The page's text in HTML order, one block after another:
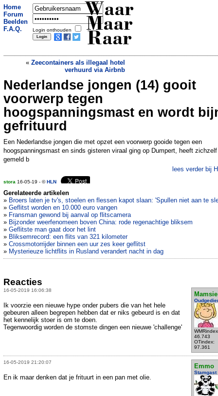
Home
Forum
Beelden
F.A.Q.
Login onthouden
Waar
Maar
Raar
« Zeecontainers als illegaal hotel
verhuurd via Airbnb
Kinderen krijgen horrorfilm te zien in
plaats van Pikachu»
Nederlandse jongen (14) gooit
voorwerp tegen
hoogspanningsmast en wordt
gefrituurd
Een Nederlandse jongen die met opzet een voorwerp gooide tegen een
hoogspanningsmast en sinds gisteren viraal ging op Dumpert, heeft zichzelf
gemeld b
lees verder bij
stora 16-05-19 - ©HLN
Gerelateerde artikelen
» Broers laten je tv's, stoelen en flessen kapot slaan: 'Spullen niet aan te
» Geflitst worden en 10.000 euro vangen
» Fransman gewond bij aanval op flitscamera
» Bijzonder weerfenomeen boven China: rode regenachtige bliksem
» Geflitste man gaat door het lint
» Bliksemrecord: een flits van 321 kilometer
» Crossmotorrijder binnen een uur zes keer geflitst
» Mysterieuze lichtflits in Rusland verandert nacht in dag
Reacties
16-05-2019 16:06:38
Mamsie
46.743
OTindex:
97.361
Ik voorzie een nieuwe hype onder pubers die van het hele
gebeuren alleen begrepen hebben dat er niks gebeurd is en dat
het kennelijk stoer is om te doen.
Tegenwoordig worden de stomste dingen een nieuwe 'challenge'
16-05-2019 21:20:07
Emmo
Stamgast
En ik maar denken dat je frituurt in een pan met olie.